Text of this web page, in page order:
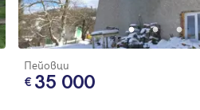
Пейовци
35 000